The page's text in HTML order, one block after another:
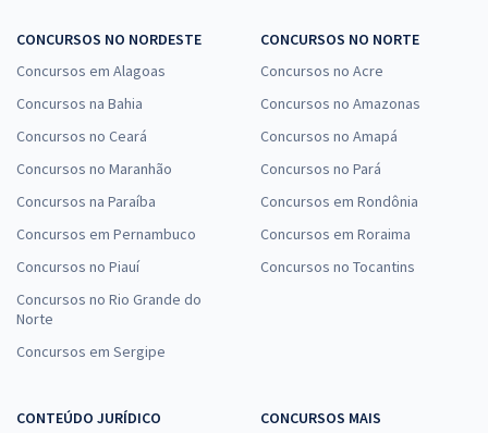
CONCURSOS NO NORDESTE
Concursos em Alagoas
Concursos na Bahia
Concursos no Ceará
Concursos no Maranhão
Concursos na Paraíba
Concursos em Pernambuco
Concursos no Piauí
Concursos no Rio Grande do
Norte
Concursos em Sergipe
CONCURSOS NO NORTE
Concursos no Acre
Concursos no Amazonas
Concursos no Amapá
Concursos no Pará
Concursos em Rondônia
Concursos em Roraima
Concursos no Tocantins
CONTEÚDO JURÍDICO
CONCURSOS MAIS